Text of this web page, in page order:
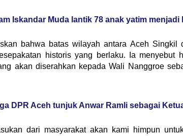
Iskandar Muda lantik 78 anak yatim menjadi
bahwa batas wilayah antara Aceh Singkil
historis yang berlaku. Ia menyebut
akan diserahkan kepada Wali Nanggroe
DPR Aceh tunjuk Anwar Ramli sebagai
dari masyarakat akan kami himpun